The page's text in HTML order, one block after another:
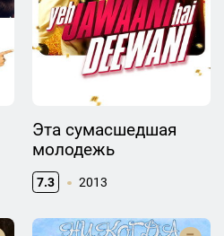
Эта сумасшедшая
молодежь
7.3 2013